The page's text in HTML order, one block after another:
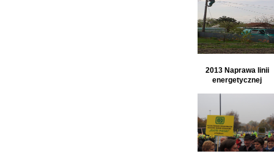
2013 Naprawa linii
energetycznej